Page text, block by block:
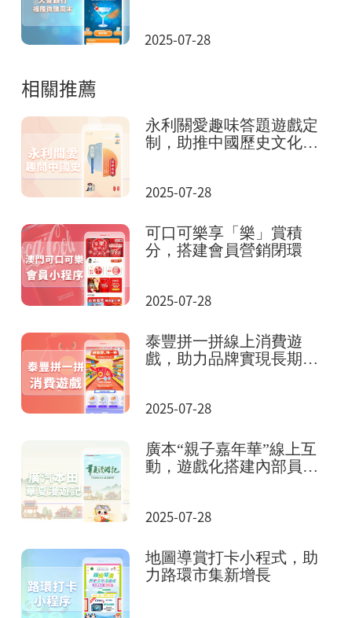
2025-07-28
相關推薦
永利關愛趣味答題遊戲定
制，助推中國歷史文化傳
2025-07-28
可口可樂享「樂」賞積
分，搭建會員營銷閉環
2025-07-28
泰豐拼一拼線上消費遊
戲，助力品牌實現長期全
2025-07-28
廣本“親子嘉年華”線上互
動，遊戲化搭建內部員工
2025-07-28
地圖導賞打卡小程式，助
力路環市集新增長